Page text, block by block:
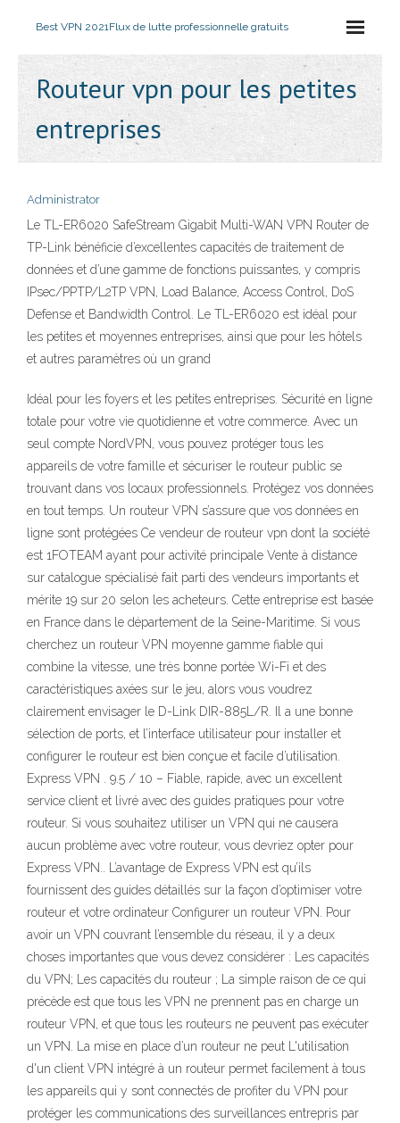
Best VPN 2021Flux de lutte professionnelle gratuits
Routeur vpn pour les petites
entreprises
Administrator
Le TL-ER6020 SafeStream Gigabit Multi-WAN VPN Router de
TP-Link bénéficie d’excellentes capacités de traitement de
données et d’une gamme de fonctions puissantes, y compris
IPsec/PPTP/L2TP VPN, Load Balance, Access Control, DoS
Defense et Bandwidth Control. Le TL-ER6020 est idéal pour
les petites et moyennes entreprises, ainsi que pour les hôtels
et autres paramètres où un grand
Idéal pour les foyers et les petites entreprises. Sécurité en ligne
totale pour votre vie quotidienne et votre commerce. Avec un
seul compte NordVPN, vous pouvez protéger tous les
appareils de votre famille et sécuriser le routeur public se
trouvant dans vos locaux professionnels. Protégez vos données
en tout temps. Un routeur VPN s’assure que vos données en
ligne sont protégées Ce vendeur de routeur vpn dont la société
est 1FOTEAM ayant pour activité principale Vente à distance
sur catalogue spécialisé fait parti des vendeurs importants et
mérite 19 sur 20 selon les acheteurs. Cette entreprise est basée
en France dans le département de la Seine-Maritime. Si vous
cherchez un routeur VPN moyenne gamme fiable qui
combine la vitesse, une très bonne portée Wi-Fi et des
caractéristiques axées sur le jeu, alors vous voudrez
clairement envisager le D-Link DIR-885L/R. Il a une bonne
sélection de ports, et l’interface utilisateur pour installer et
configurer le routeur est bien conçue et facile d’utilisation.
Express VPN . 9.5 / 10 – Fiable, rapide, avec un excellent
service client et livré avec des guides pratiques pour votre
routeur. Si vous souhaitez utiliser un VPN qui ne causera
aucun problème avec votre routeur, vous devriez opter pour
Express VPN.. L’avantage de Express VPN est qu’ils
fournissent des guides détaillés sur la façon d’optimiser votre
routeur et votre ordinateur Configurer un routeur VPN. Pour
avoir un VPN couvrant l’ensemble du réseau, il y a deux
choses importantes que vous devez considérer : Les capacités
du VPN; Les capacités du routeur ; La simple raison de ce qui
précède est que tous les VPN ne prennent pas en charge un
routeur VPN, et que tous les routeurs ne peuvent pas exécuter
un VPN. La mise en place d’un routeur ne peut L'utilisation
d'un client VPN intégré à un routeur permet facilement à tous
les appareils qui y sont connectés de profiter du VPN pour
protéger les communications des surveillances entrepris par